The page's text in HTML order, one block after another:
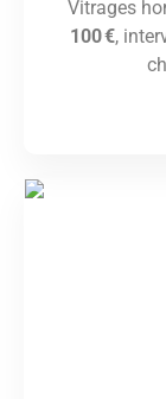
Vitrages
100 €,